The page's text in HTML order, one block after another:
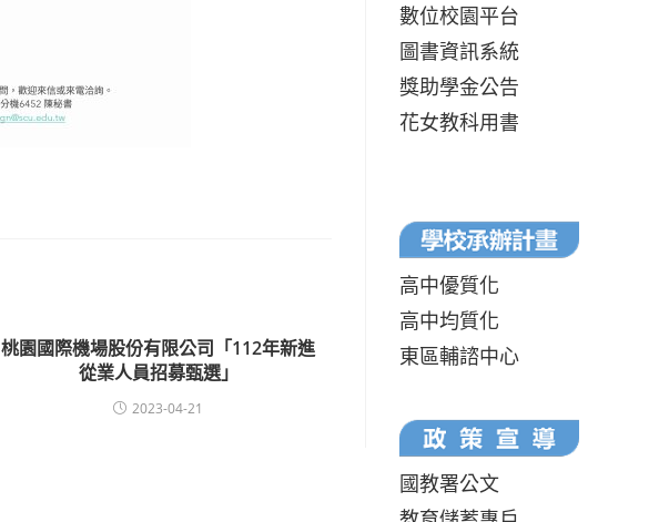
桃園國際機場股份有限公司「112年新進
從業人員招募甄選」
2023-04-21
數位校園平台
圖書資訊系統
獎助學金公告
花女教科用書
高中優質化
高中均質化
東區輔諮中心
國教署公文